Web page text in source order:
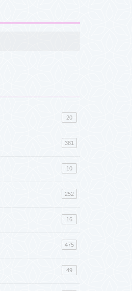
20
381
10
252
16
475
49